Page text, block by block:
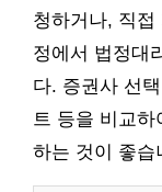
청하거나, 직
정에서 법정대
다. 증권사 선
트 등을 비교하
하는 것이 좋습